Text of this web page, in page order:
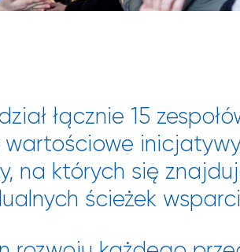
łącznie 15
na których się
ścieżek